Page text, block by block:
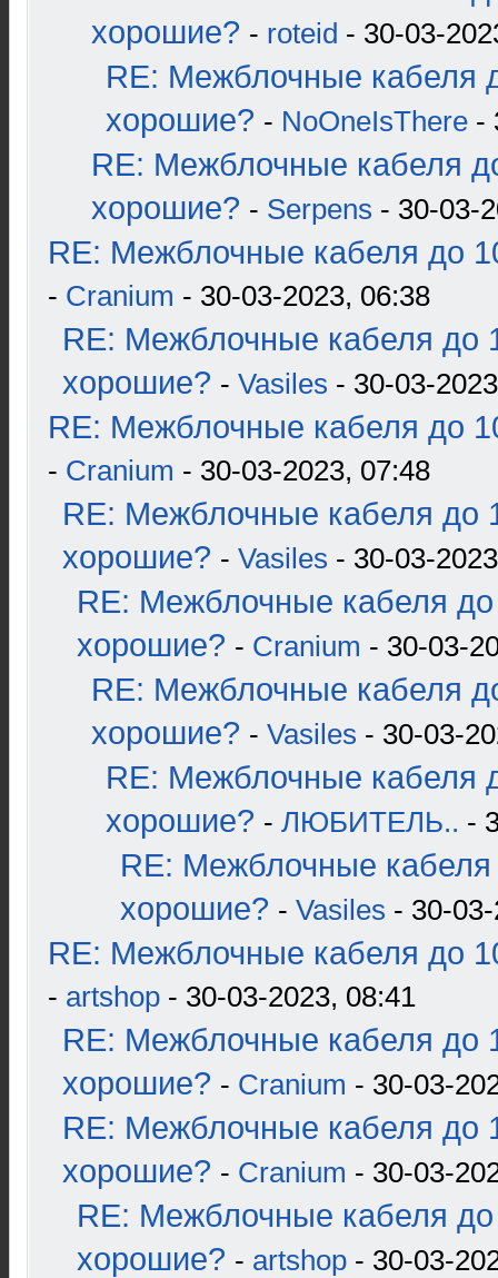
хорошие? - roteid - 30-03-
RE: Межблочные кабеля
хорошие? - NoOneIsThere -
RE: Межблочные кабеля
хорошие? - Serpens - 30-03-
RE: Межблочные кабеля до
- Cranium - 30-03-2023, 06:38
RE: Межблочные кабеля до
хорошие? - Vasiles - 30-03-
RE: Межблочные кабеля до
- Cranium - 30-03-2023, 07:48
RE: Межблочные кабеля до
хорошие? - Vasiles - 30-03-
RE: Межблочные кабеля до
хорошие? - Cranium - 30-03-
RE: Межблочные кабеля
хорошие? - Vasiles - 30-03-
RE: Межблочные кабеля
хорошие? - ЛЮБИТЕЛЬ.. -
RE: Межблочные кабеля
хорошие? - Vasiles - 30-
RE: Межблочные кабеля до
- artshop - 30-03-2023, 08:41
RE: Межблочные кабеля до
хорошие? - Cranium - 30-03-
RE: Межблочные кабеля до
хорошие? - Cranium - 30-03-
RE: Межблочные кабеля до
хорошие? - artshop - 30-03-